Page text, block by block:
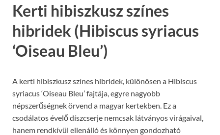
Kerti hibiszkusz színes
hibridek (Hibiscus syriacus
‘Oiseau Bleu’)
A kerti hibiszkusz színes hibridek, különösen a Hibiscus
syriacus ‘Oiseau Bleu’ fajtája, egyre nagyobb
népszerűségnek örvend a magyar kertekben. Ez a
csodálatos évelő díszcserje nemcsak látványos virágaival,
hanem rendkívül ellenálló és könnyen gondozható